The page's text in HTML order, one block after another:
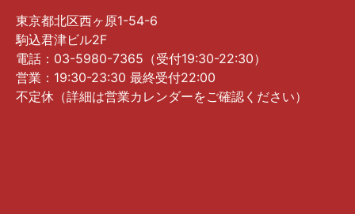
東京都北区西ヶ原1-54-6
駒込君津ビル2F
電話：03-5980-7365（受付19:30-22:30）
営業：19:30-23:30 最終受付22:00
不定休（詳細は営業カレンダーをご確認ください）